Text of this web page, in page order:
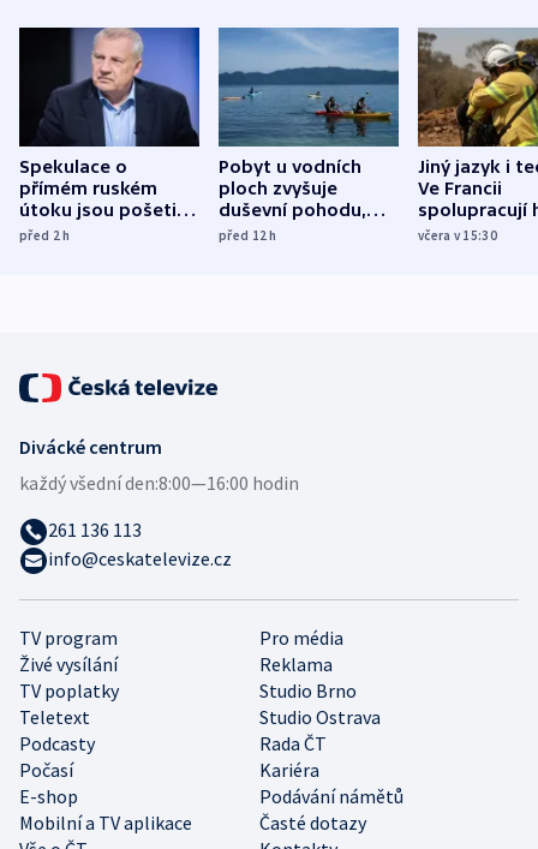
Spekulace o
přímém ruském
útoku jsou pošetilé,
míní estonský
před 2h
Pobyt u vodních
ploch zvyšuje
duševní pohodu,
ukázala
před 12h
Jiný jazyk i
Ve Francii
spolupracují
různých zemí
včera v 15:30
TV program
Pro média
Živé vysílání
Reklama
TV poplatky
Studio Brno
Teletext
Studio Ostrava
Podcasty
Rada ČT
Počasí
Kariéra
E-shop
Podávání námětů
Mobilní a TV aplikace
Časté dotazy
Divácké centrum
každý všední den:8:00—16:00 hodin
261 136 113
info@ceskatelevize.cz